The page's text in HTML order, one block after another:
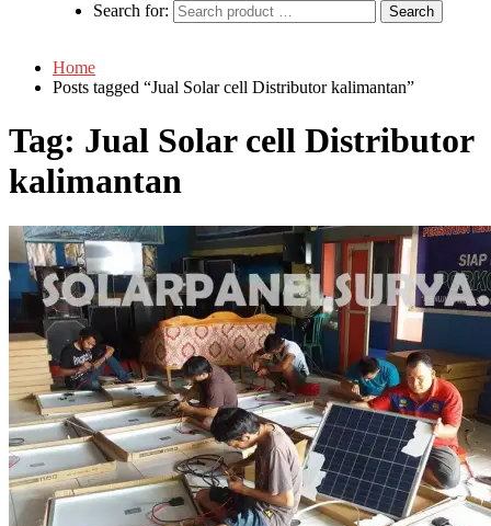
Search for:
Home
Posts tagged “Jual Solar cell Distributor kalimantan”
Tag: Jual Solar cell Distributor
kalimantan